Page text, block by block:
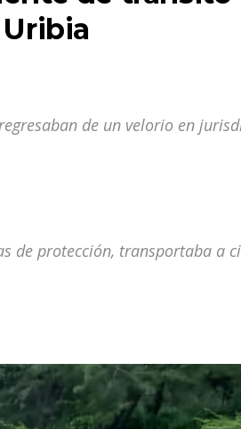
de un velorio en
de protección, transportaba a